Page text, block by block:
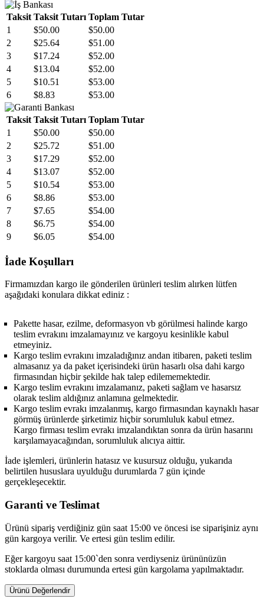
Taksit Taksit Tutarı Toplam Tutar
1
$50.00
$50.00
2
$25.64
$51.00
3
$17.24
$52.00
4
$13.04
$52.00
5
$10.51
$53.00
6
$8.83 $53.00
Taksit Taksit Tutarı Toplam Tutar
1
$50.00
$50.00
2
$25.72
$51.00
3
$17.29
$52.00
4
$13.07
$52.00
5
$10.54
$53.00
6
$8.86
$53.00
7
$7.65
$54.00
8
$6.75
$54.00
9
$6.05 $54.00
İade Koşulları
Firmamızdan kargo ile gönderilen ürünleri teslim alırken lütfen
aşağıdaki konulara dikkat ediniz :
Pakette hasar, ezilme, deformasyon vb görülmesi halinde kargo
teslim evrakını imzalamayınız ve kargoyu kesinlikle kabul
etmeyiniz.
Kargo teslim evrakını imzaladığınız andan itibaren, paketi teslim
almasanız ya da paket içerisindeki ürün hasarlı olsa dahi kargo
firmasından hiçbir şekilde hak talep edilememektedir.
Kargo teslim evrakını imzalamanız, paketi sağlam ve hasarsız
olarak teslim aldığınız anlamına gelmektedir.
Kargo teslim evrakı imzalanmış, kargo firmasından kaynaklı hasar
görmüş ürünlerde şirketimiz hiçbir sorumluluk kabul etmez.
Kargo firması teslim evrakı imzalandıktan sonra da ürün hasarını
karşılamayacağından, sorumluluk alıcıya aittir.
İade işlemleri, ürünlerin hatasız ve kusursuz olduğu, yukarıda
belirtilen hususlara uyulduğu durumlarda 7 gün içinde
gerçekleşecektir.
Garanti ve Teslimat
Ürünü sipariş verdiğiniz gün saat 15:00 ve öncesi ise siparişiniz aynı
gün kargoya verilir. Ve ertesi gün teslim edilir.
Eğer kargoyu saat 15:00`den sonra verdiyseniz ürününüzün
stoklarda olması durumunda ertesi gün kargolama yapılmaktadır.
Ürünü Değerlendir